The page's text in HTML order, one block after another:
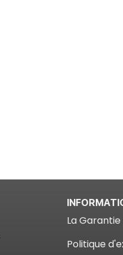
La Garantie
Politique